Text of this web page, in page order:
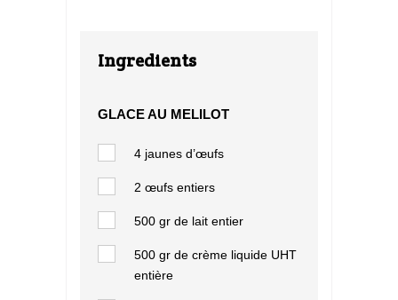
Ingredients
GLACE AU MELILOT
4 jaunes d’œufs
2 œufs entiers
500 gr de lait entier
500 gr de crème liquide UHT
entière